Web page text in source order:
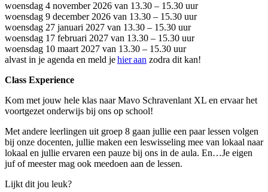
woensdag 4 november 2026 van 13.30 – 15.30 uur
woensdag 9 december 2026 van 13.30 – 15.30 uur
woensdag 27 januari 2027 van 13.30 – 15.30 uur
woensdag 17 februari 2027 van 13.30 – 15.30 uur
woensdag 10 maart 2027 van 13.30 – 15.30 uur
alvast in je agenda en meld jehier aan zodra dit kan!
Class Experience
Kom met jouw hele klas naar Mavo Schravenlant XL en ervaar het
voortgezet onderwijs bij ons op school!
Met andere leerlingen uit groep 8 gaan jullie een paar lessen volgen
bij onze docenten, jullie maken een leswisseling mee van lokaal naar
lokaal en jullie ervaren een pauze bij ons in de aula. En…Je eigen
juf of meester mag ook meedoen aan de lessen.
Lijkt dit jou leuk?